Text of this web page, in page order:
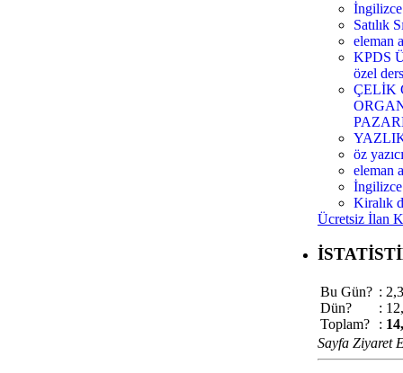
Satılık
eleman
KPDS
özel ders
ÇELİK
öz
eleman
Kiralık
Ücretsiz İlan
Bu Gün?
Dün?
Toplam?
:
:
:
Sayfa Ziyaret